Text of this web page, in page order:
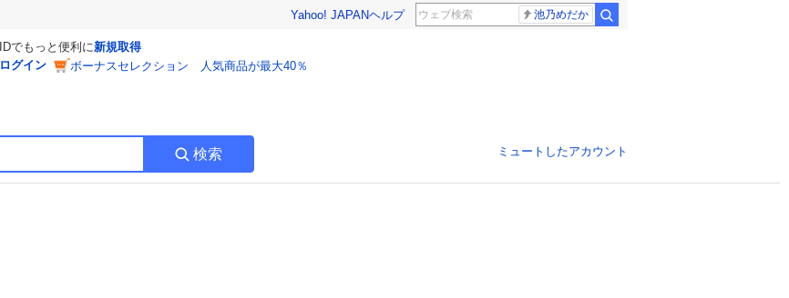
Yahoo! JAPANヘルプ 池乃めだか
IDでもっと便利に新規取得
ログイン
ボーナスセレクション 人気商品が最大40％
検索 ミュートしたアカウント